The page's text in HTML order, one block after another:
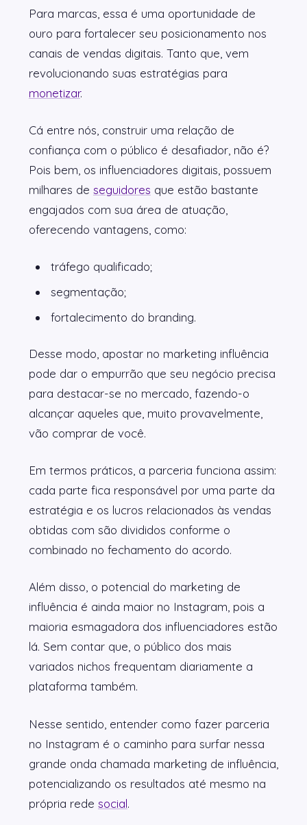
Para marcas, essa é uma oportunidade de
ouro para fortalecer seu posicionamento nos
canais de vendas digitais. Tanto que, vem
revolucionando suas estratégias para
monetizar.
Cá entre nós, construir uma relação de
confiança com o público é desafiador, não é?
Pois bem, os influenciadores digitais, possuem
milhares de seguidores que estão bastante
engajados com sua área de atuação,
oferecendo vantagens, como:
tráfego qualificado;
segmentação;
fortalecimento do branding.
Desse modo, apostar no marketing influência
pode dar o empurrão que seu negócio precisa
para destacar-se no mercado, fazendo-o
alcançar aqueles que, muito provavelmente,
vão comprar de você.
Em termos práticos, a parceria funciona assim:
cada parte fica responsável por uma parte da
estratégia e os lucros relacionados às vendas
obtidas com são divididos conforme o
combinado no fechamento do acordo.
Além disso, o potencial do marketing de
influência é ainda maior no Instagram, pois a
maioria esmagadora dos influenciadores estão
lá. Sem contar que, o público dos mais
variados nichos frequentam diariamente a
plataforma também.
Nesse sentido, entender como fazer parceria
no Instagram é o caminho para surfar nessa
grande onda chamada marketing de influência,
potencializando os resultados até mesmo na
própria rede social.